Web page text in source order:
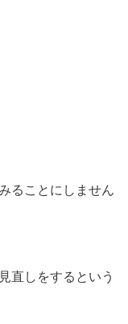
ることにしません
直しをするという